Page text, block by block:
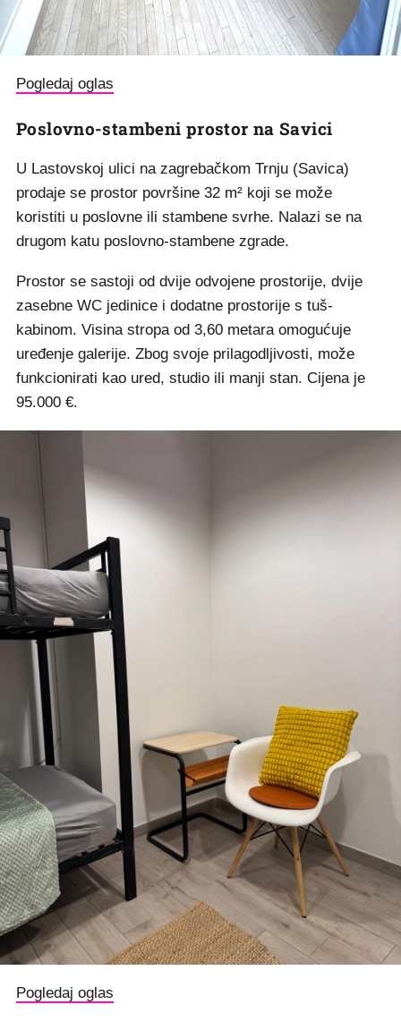
Pogledaj oglas
Poslovno-stambeni prostor na Savici
U Lastovskoj ulici na zagrebačkom Trnju (Savica)
prodaje se prostor površine 32 m² koji se može
koristiti u poslovne ili stambene svrhe. Nalazi se na
drugom katu poslovno-stambene zgrade.
Prostor se sastoji od dvije odvojene prostorije, dvije
zasebne WC jedinice i dodatne prostorije s tuš-
kabinom. Visina stropa od 3,60 metara omogućuje
uređenje galerije. Zbog svoje prilagodljivosti, može
funkcionirati kao ured, studio ili manji stan. Cijena je
95.000 €.
Pogledaj oglas